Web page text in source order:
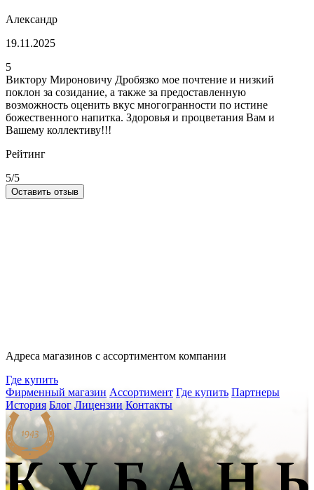
Александр
19.11.2025
5
Виктору Мироновичу Дробязко мое почтение и низкий
поклон за созидание, а также за предоставленную
возможность оценить вкус многогранности по истине
божественного напитка. Здоровья и процветания Вам и
Вашему коллективу!!!
Рейтинг
5/5
Оставить отзыв
Адреса магазинов с ассортиментом компании
Где купить
Фирменный магазин Ассортимент Где купить Партнеры
История Блог Лицензии Контакты